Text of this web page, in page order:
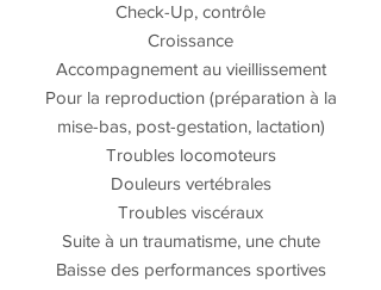
Check-Up, contrôle
Croissance
Accompagnement au vieillissement
Pour la reproduction (préparation à la
mise-bas, post-gestation, lactation)
Troubles locomoteurs
Douleurs vertébrales
Troubles viscéraux
Suite à un traumatisme, une chute
Baisse des performances sportives